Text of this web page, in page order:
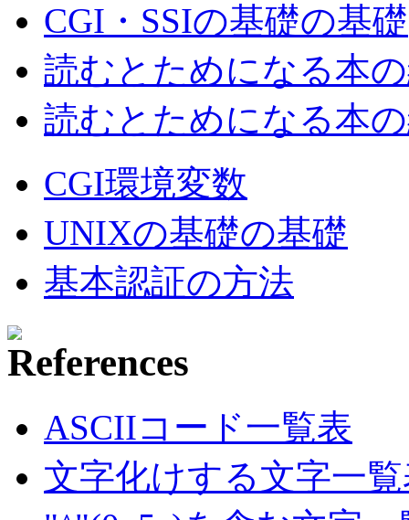
CGI・SSIの基礎の基礎
読むとためになる本
読むとためになる本
CGI環境変数
UNIXの基礎の基礎
基本認証の方法
ASCIIコード一覧表
文字化けする文字一